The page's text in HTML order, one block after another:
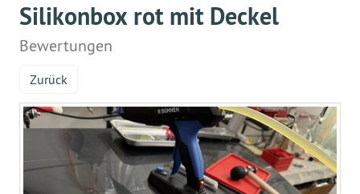
Silikonbox rot mit Deckel
Bewertungen
Zurück